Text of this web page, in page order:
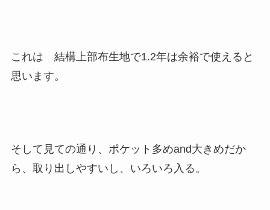
これは 結構上部布生地で1.2年は余裕で使えると
思います。
そして見ての通り、ポケット多めand大きめだか
ら、取り出しやすいし、いろいろ入る。